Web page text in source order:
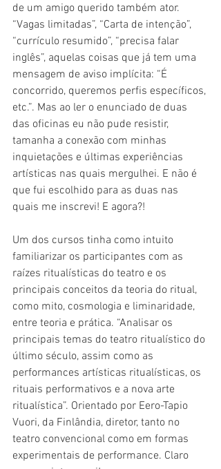
de um amigo querido também ator.
“Vagas limitadas”, “Carta de intenção”,
“currículo resumido”, “precisa falar
inglês”, aquelas coisas que já tem uma
mensagem de aviso implícita: “É
concorrido, queremos perfis específicos,
etc.”. Mas ao ler o enunciado de duas
das oficinas eu não pude resistir,
tamanha a conexão com minhas
inquietações e últimas experiências
artísticas nas quais mergulhei. E não é
que fui escolhido para as duas nas
quais me inscrevi! E agora?!
Um dos cursos tinha como intuito
familiarizar os participantes com as
raízes ritualísticas do teatro e os
principais conceitos da teoria do ritual,
como mito, cosmologia e liminaridade,
entre teoria e prática. “Analisar os
principais temas do teatro ritualístico do
último século, assim como as
performances artísticas ritualísticas, os
rituais performativos e a nova arte
ritualística”. Orientado por Eero-Tapio
Vuori, da Finlândia, diretor, tanto no
teatro convencional como em formas
experimentais de performance. Claro